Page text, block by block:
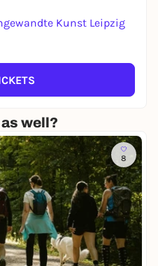
Kunst Leipzig
well?
8